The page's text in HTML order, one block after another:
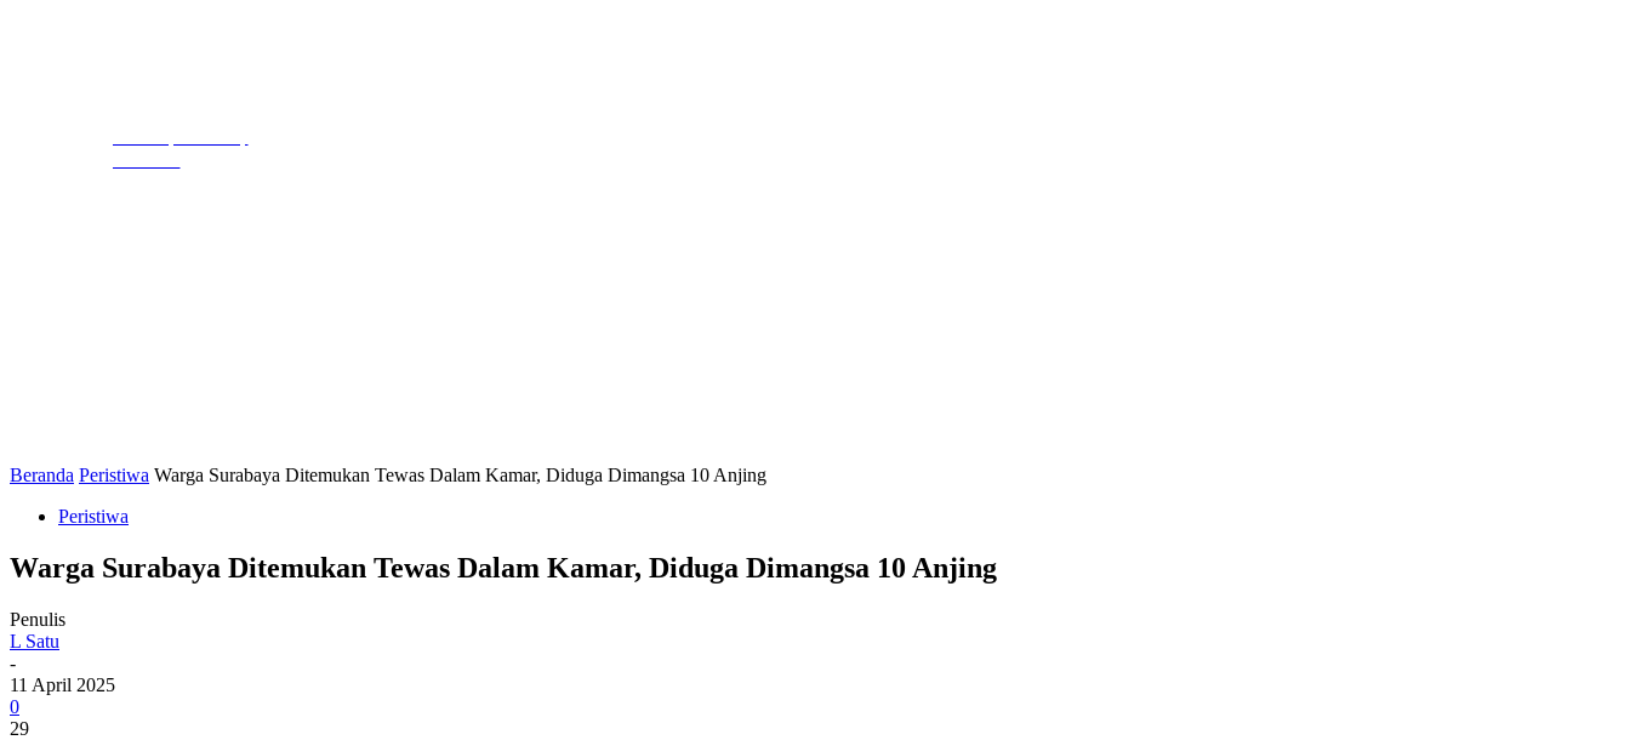
Beranda Peristiwa Warga Surabaya Ditemukan Tewas Dalam Kamar, Diduga Dimangsa 10 Anjing
Peristiwa
Warga Surabaya Ditemukan Tewas Dalam Kamar, Diduga Dimangsa 10 Anjing
Penulis
L Satu
-
11 April 2025
0
29